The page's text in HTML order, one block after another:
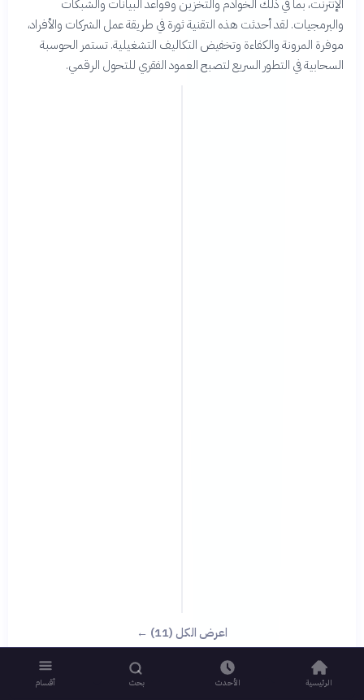
الإنترنت، بما في ذلك الخوادم والتخزين وقواعد البيانات والشبكات
والبرمجيات. لقد أحدثت هذه التقنية ثورة في طريقة عمل الشركات والأفراد،
موفرة المرونة والكفاءة وتخفيض التكاليف التشغيلية. تستمر الحوسبة
السحابية في التطور السريع لتصبح العمود الفقري للتحول الرقمي.
اعرض الكل (11) ←
الرئيسية الأحدث بحث أقسام